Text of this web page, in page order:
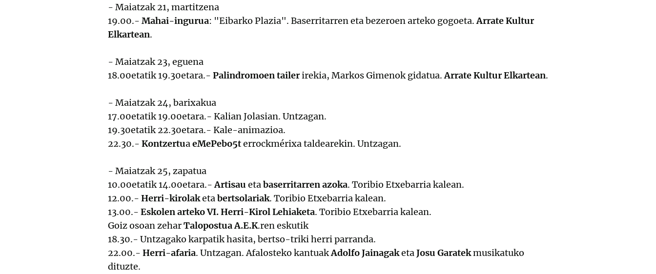
- Maiatzak 21, martitzena
19.00.- Mahai-ingurua: "Eibarko Plazia". Baserritarren eta bezeroen arteko gogoeta.Arrate Kultur
Elkartean.
- Maiatzak 23, eguena
18.00etatik 19.30etara.- Palindromoen tailerirekia, Markos Gimenok gidatua.Arrate Kultur Elkartean.
- Maiatzak 24, barixakua
17.00etatik 19.00etara.- Kalian Jolasian. Untzagan.
19.30etatik 22.30etara.- Kale-animazioa.
22.30.- KontzertuaeMePebo5terrockmérixa taldearekin. Untzagan.
- Maiatzak 25, zapatua
10.00etatik 14.00etara.-Artisau etabaserritarren azoka. Toribio Etxebarria kalean.
12.00.- Herri-kirolaketabertsolariak. Toribio Etxebarria kalean.
13.00.- Eskolen arteko VI. Herri-Kirol Lehiaketa. Toribio Etxebarria kalean.
Goiz osoan zeharTalopostua A.E.K.ren eskutik
18.30.- Untzagako karpatik hasita, bertso-triki herri parranda.
22.00.- Herri-afaria. Untzagan. Afalosteko kantuakAdolfo JainagaketaJosu Garatekmusikatuko
dituzte.